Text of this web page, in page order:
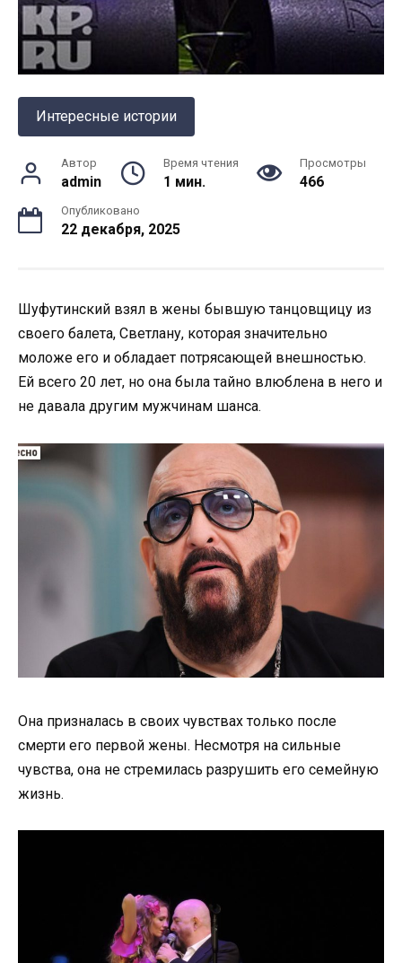
Интересные истории
Автор
admin
Время чтения
1 мин.
Просмотры
466
Опубликовано
22 декабря, 2025
Шуфутинский взял в жены бывшую танцовщицу из
своего балета, Светлану, которая значительно
моложе его и обладает потрясающей внешностью.
Ей всего 20 лет, но она была тайно влюблена в него и
не давала другим мужчинам шанса.
Она призналась в своих чувствах только после
смерти его первой жены. Несмотря на сильные
чувства, она не стремилась разрушить его семейную
жизнь.